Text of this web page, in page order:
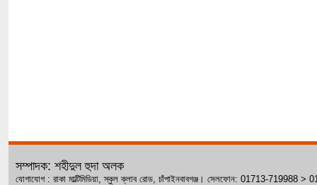
সম্পাদক: শহীদুল হুদা অলক
যোগাযোগ : রাকা মাল্টিমিডিয়া, স্কুল ক্লাব রোড, চাঁপাইনবাবগঞ্জ। সেলফোন: 01713-